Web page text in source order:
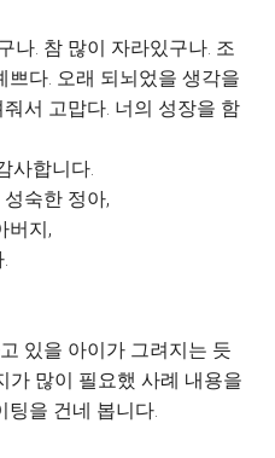
나. 참 많이 자라있구나. 조
다. 오래 되뇌었을 생각을
서 고맙다. 너의 성장을 함
사합니다.
숙한 정아,
버지,
있을 아이가 그려지는 듯
가 많이 필요했 사례 내용을
팅을 건네 봅니다.